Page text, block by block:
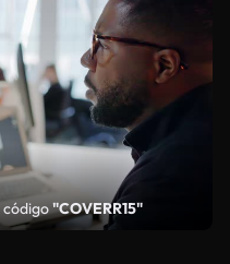
código"COVERR15"